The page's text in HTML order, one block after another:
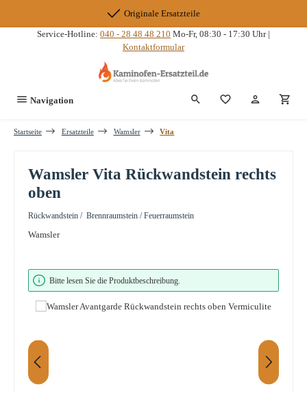
Originale Ersatzteile
Service-Hotline: 040 - 28 48 48 210 Mo-Fr, 08:30 - 17:30 Uhr |
Kontaktformular
Navigation Du hast 0
Startseite Ersatzteile Wamsler Vita
Wamsler Vita Rückwandstein rechts
oben
Rückwandstein / Brennraumstein / Feuerraumstein
Wamsler
Bildergalerie überspringen
Bitte lesen Sie die Produktbeschreibung.